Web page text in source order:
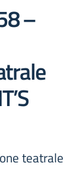
–
teatrale